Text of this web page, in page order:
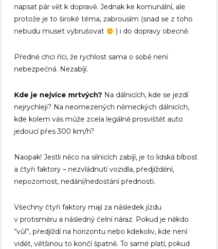
napsat pár vět k dopravě. Jednak ke komunální, ale
protože je to široké téma, zabrousím (snad se z toho
nebudu muset vybrušovat
) i do dopravy obecně.
Předně chci říci, že rychlost sama o sobě není
nebezpečná. Nezabíjí.
Kde je nejvíce mrtvých? Na dálnicích, kde se jezdí
nejrychleji? Na neomezených německých dálnicích,
kde kolem vás může zcela legálně prosvištět auto
jedoucí přes 300 km/h?
Naopak! Jestli něco na silnicích zabíjí, je to lidská blbost
a čtyři faktory – nezvládnutí vozidla, předjíždění,
nepozornost, nedání/nedostání přednosti.
Všechny čtyři faktory mají za následek jízdu
v protisměru a následný čelní náraz. Pokud je někdo
“vůl”, předjíždí na horizontu nebo kdekoliv, kde není
vidět, většinou to končí špatně. To samé platí, pokud